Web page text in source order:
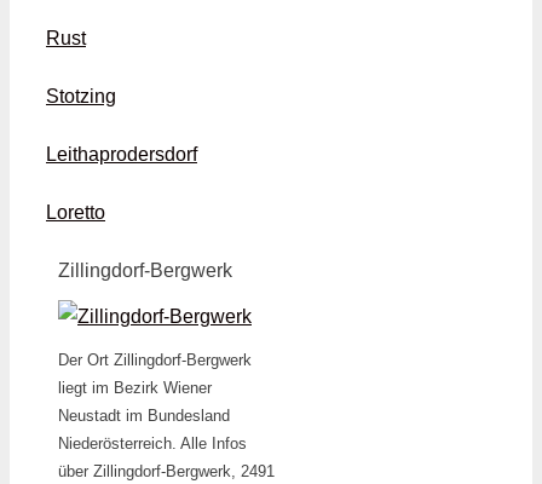
Rust
Stotzing
Leithaprodersdorf
Loretto
Zillingdorf-Bergwerk
Der Ort Zillingdorf-Bergwerk
liegt im Bezirk Wiener
Neustadt im Bundesland
Niederösterreich. Alle Infos
über Zillingdorf-Bergwerk, 2491